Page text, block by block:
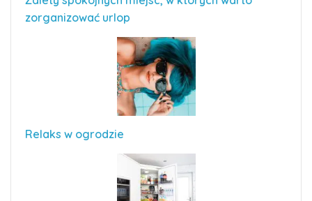
zorganizować urlop
Relaks w ogrodzie